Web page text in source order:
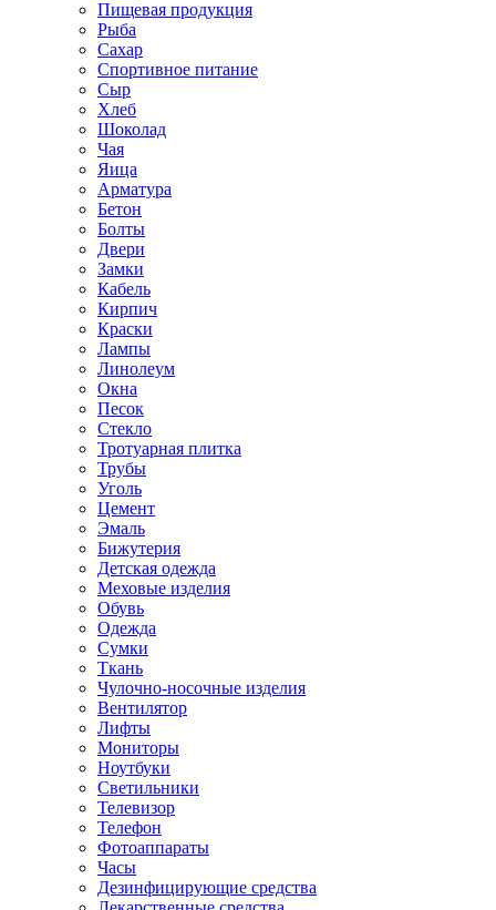
Пищевая продукция
Рыба
Сахар
Спортивное питание
Сыр
Хлеб
Шоколад
Чая
Яица
Арматура
Бетон
Болты
Двери
Замки
Кабель
Кирпич
Краски
Лампы
Линолеум
Окна
Песок
Стекло
Тротуарная плитка
Трубы
Уголь
Цемент
Эмаль
Бижутерия
Детская одежда
Меховые изделия
Обувь
Одежда
Сумки
Ткань
Чулочно-носочные изделия
Вентилятор
Лифты
Мониторы
Ноутбуки
Светильники
Телевизор
Телефон
Фотоаппараты
Часы
Дезинфицирующие средства